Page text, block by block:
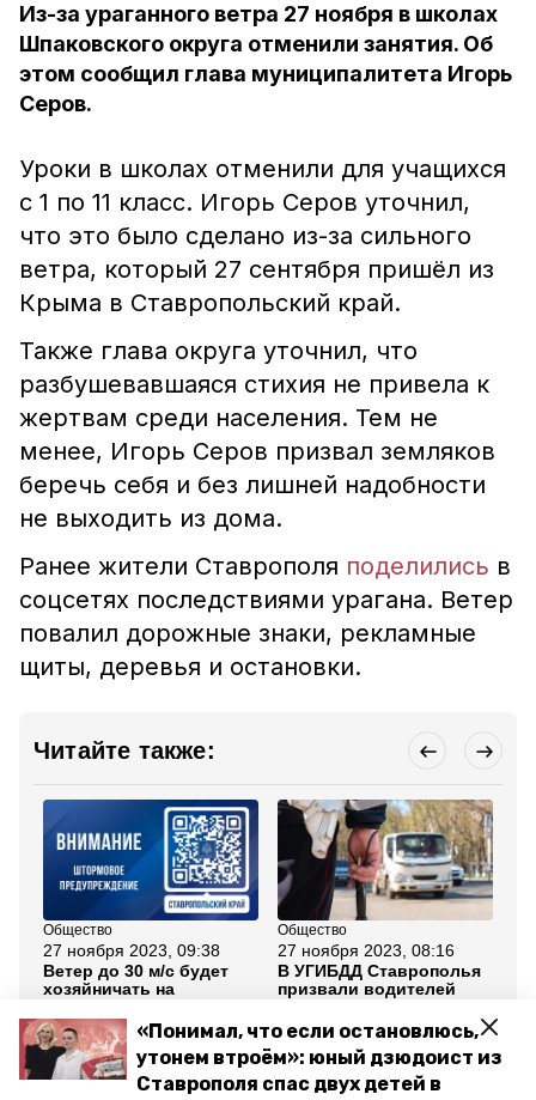
«Понимал, что если остановлюсь,
утонем втроём»: юный дзюдоист из
Ставрополя спас двух детей в
Из-за ураганного ветра 27 ноября в школах
Шпаковского округа отменили занятия. Об
этом сообщил глава муниципалитета Игорь
Серов.
Уроки в школах отменили для учащихся
с 1 по 11 класс. Игорь Серов уточнил,
что это было сделано из-за сильного
ветра, который 27 сентября пришёл из
Крыма в Ставропольский край.
Также глава округа уточнил, что
разбушевавшаяся стихия не привела к
жертвам среди населения. Тем не
менее, Игорь Серов призвал земляков
беречь себя и без лишней надобности
не выходить из дома.
Ранее жители Ставрополя поделились в
соцсетях последствиями урагана. Ветер
повалил дорожные знаки, рекламные
щиты, деревья и остановки.
Читайте также:
Общество
27 ноября 2023, 09:38
Ветер до 30 м/с будет
хозяйничать на
суток
Общество
27 ноября 2023, 08:16
В УГИБДД Ставрополья
призвали водителей
осторожность из-за
ветра
Все новости